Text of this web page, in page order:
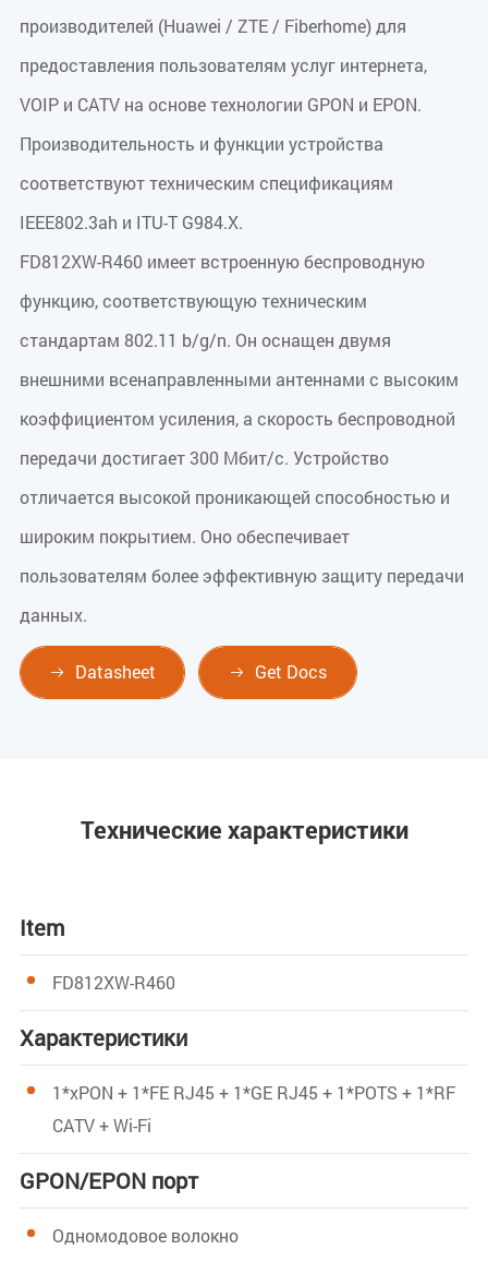
производителей (Huawei / ZTE / Fiberhome) для
предоставления пользователям услуг интернета,
VOIP и CATV на основе технологии GPON и EPON.
Производительность и функции устройства
соответствуют техническим спецификациям
IEEE802.3ah и ITU-T G984.X.
FD812XW-R460 имеет встроенную беспроводную
функцию, соответствующую техническим
стандартам 802.11 b/g/n. Он оснащен двумя
внешними всенаправленными антеннами с высоким
коэффициентом усиления, а скорость беспроводной
передачи достигает 300 Мбит/с. Устройство
отличается высокой проникающей способностью и
широким покрытием. Оно обеспечивает
пользователям более эффективную защиту передачи
данных.
 Datasheet  Get Docs
Технические характеристики
Item
FD812XW-R460
Характеристики
1*xPON + 1*FE RJ45 + 1*GE RJ45 + 1*POTS + 1*RF
CATV + Wi-Fi
GPON/EPON порт
Одномодовое волокно